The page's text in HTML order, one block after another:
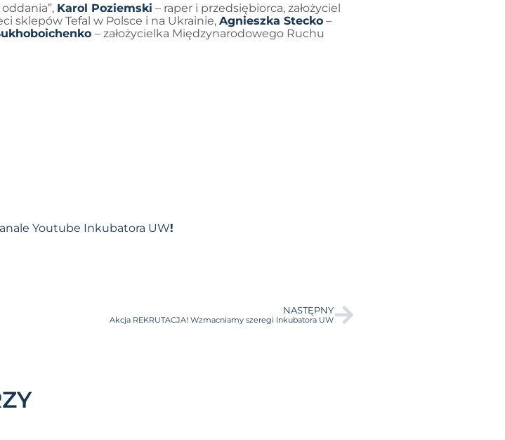
Karol Poziemski – raper i przedsiębiorca, założyciel
sklepów Tefal w Polsce i na Ukrainie, Agnieszka Stecko –
– założycielka Międzynarodowego Ruchu
Youtube Inkubatora UW!
NASTĘPNY
Akcja REKRUTACJA! Wzmacniamy szeregi Inkubatora UW